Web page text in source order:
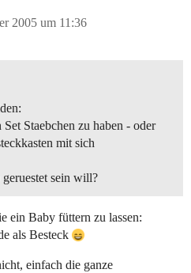
2005 um 11:36
Staebchen zu haben - oder
mit sich
sein will?
ein Baby füttern zu lassen:
als Besteck
einfach die ganze